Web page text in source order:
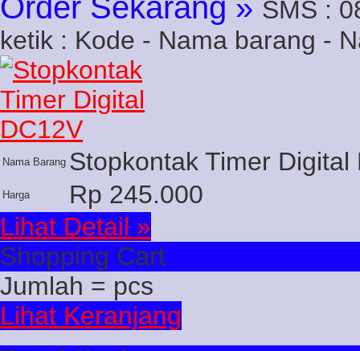
Order Sekarang » SMS :
ketik : Kode - Nama barang -
Nama Barang Stopkontak Timer Digital
Harga
Rp 245.000
Lihat Detail »
Shopping Cart
Jumlah = pcs
Lihat Keranjang